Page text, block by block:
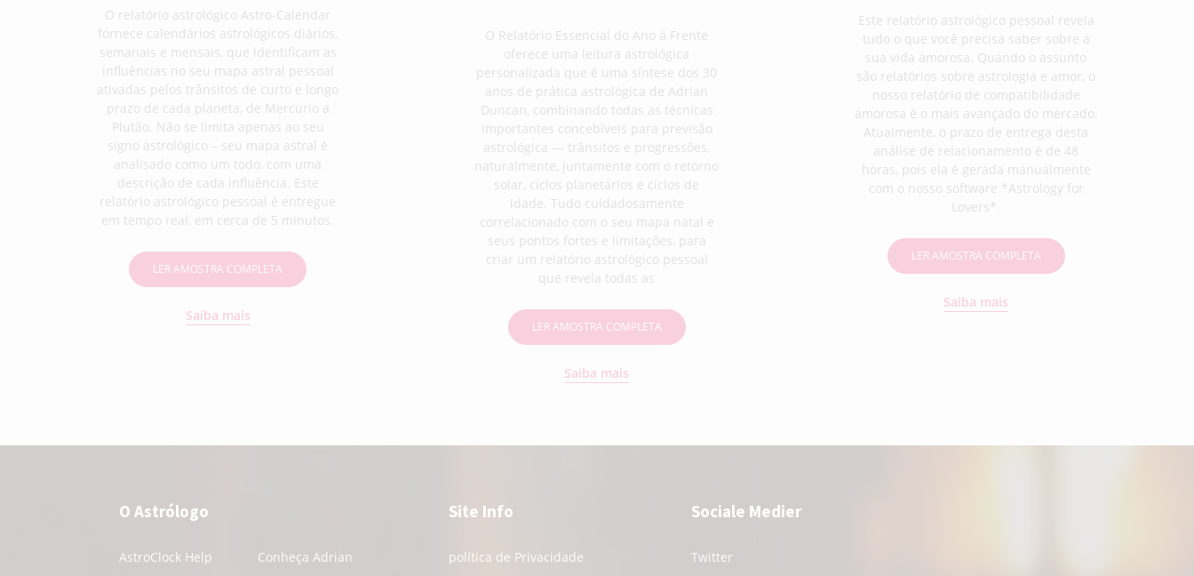
O relatório astrológico Astro-Calendar
fornece calendários astrológicos diários,
semanais e mensais, que identificam as
influências no seu mapa astral pessoal
ativadas pelos trânsitos de curto e longo
prazo de cada planeta, de Mercúrio a
Plutão. Não se limita apenas ao seu
signo astrológico – seu mapa astral é
analisado como um todo, com uma
descrição de cada influência. Este
relatório astrológico pessoal é entregue
em tempo real, em cerca de 5 minutos.
LER AMOSTRA COMPLETA
Saiba mais
O Relatório Essencial do Ano à Frente
oferece uma leitura astrológica
personalizada que é uma síntese dos 30
anos de prática astrológica de Adrian
Duncan, combinando todas as técnicas
importantes concebíveis para previsão
astrológica — trânsitos e progressões,
naturalmente, juntamente com o retorno
solar, ciclos planetários e ciclos de
idade. Tudo cuidadosamente
correlacionado com o seu mapa natal e
seus pontos fortes e limitações, para
criar um relatório astrológico pessoal
que revela todas as
LER AMOSTRA COMPLETA
Saiba mais
Este relatório astrológico pessoal revela
tudo o que você precisa saber sobre a
sua vida amorosa. Quando o assunto
são relatórios sobre astrologia e amor, o
nosso relatório de compatibilidade
amorosa é o mais avançado do mercado.
Atualmente, o prazo de entrega desta
análise de relacionamento é de 48
horas, pois ela é gerada manualmente
com o nosso software *Astrology for
Lovers*.
LER AMOSTRA COMPLETA
Saiba mais
O Astrólogo
AstroClock Help
Conheça Adrian
Site Info
política de Privacidade
Sociale Medier
Twitter